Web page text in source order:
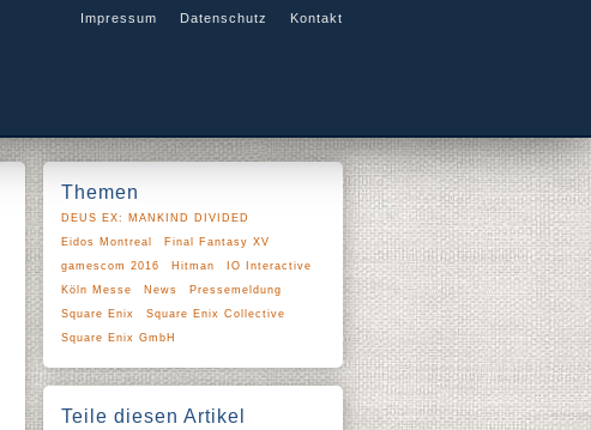
Impressum Datenschutz Kontakt
Themen
DEUS EX: MANKIND DIVIDED
Eidos Montreal
Final Fantasy XV
gamescom 2016
Hitman
IO Interactive
Köln Messe
News
Pressemeldung
Square Enix
Square Enix Collective
Square Enix GmbH
Teile diesen Artikel